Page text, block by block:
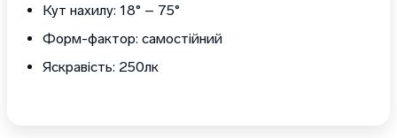
Кут нахилу: 18° – 75°
Форм-фактор: самостійний
Яскравість: 250лк